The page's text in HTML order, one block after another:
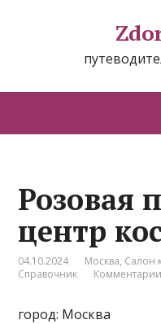
Розовая
центр
04.10.2024 Москва, Салон
Справочник
город: Москва